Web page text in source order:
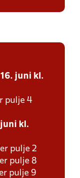
juni kl.
pulje 4
kl.
pulje 2
pulje 8
pulje 9